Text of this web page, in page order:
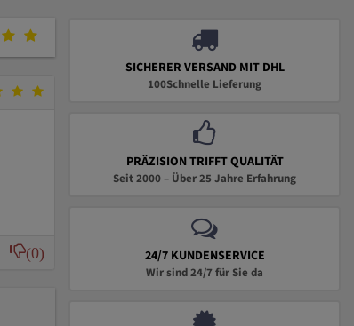
(0)
SICHERER VERSAND MIT DHL
100Schnelle Lieferung
PRÄZISION TRIFFT QUALITÄT
Seit 2000 – Über 25 Jahre Erfahrung
24/7 KUNDENSERVICE
Wir sind 24/7 für Sie da